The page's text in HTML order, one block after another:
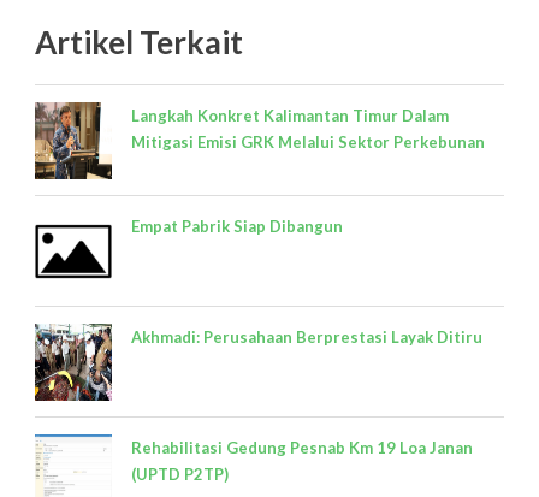
Artikel Terkait
Langkah Konkret Kalimantan Timur Dalam
Mitigasi Emisi GRK Melalui Sektor Perkebunan
Empat Pabrik Siap Dibangun
Akhmadi: Perusahaan Berprestasi Layak Ditiru
Rehabilitasi Gedung Pesnab Km 19 Loa Janan
(UPTD P2TP)